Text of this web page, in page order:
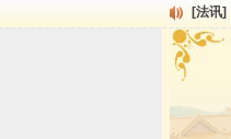
[法讯]
[法讯]
[法讯]
[法讯]
[法讯]